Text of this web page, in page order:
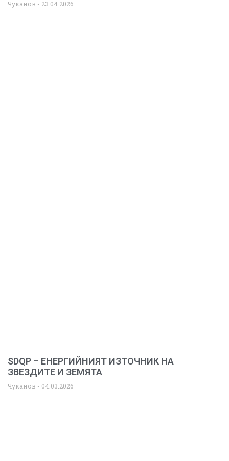
Чуканов 23.04.2026
SDQP – ЕНЕРГИЙНИЯТ ИЗТОЧНИК НА
ЗВЕЗДИТЕ И ЗЕМЯТА
Чуканов 04.03.2026